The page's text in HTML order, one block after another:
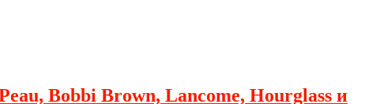
Bobbi Brown, Lancome, Hourglass и